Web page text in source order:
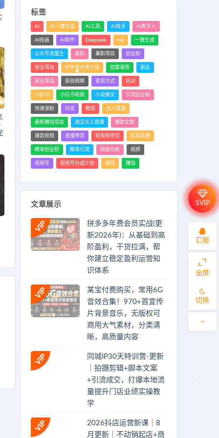
标签
AI AI一键生成 AI工具 AI技术 AI数字人
AI绘画 AI软件 Deepseek mp 一键生成
公众号流量主 兼职 兼职项目 创业粉
创业项目 创作者分成计划 创富道场 副业
副业项目 原创视频 变现方式 培训
小红书 小红书电商 小说推文 引流创业粉
快速涨粉 抖音 教程 无人直播
最新赚钱项目 淘宝无人直播 爆款文案
爆款视频 直播带货 短视频带货 私域流量
精准创业粉 精准引流 网盘拉新 视频
视频号 视频号分成计划 课程 赚钱
文章展示
拼多多年费会员实战(更
新2026年)：从基础到高
阶盈利，干货拉满，帮
你建立稳定盈利运营知
识体系
某宝付费购买，常用6G
音效合集！970+首宣传
片背景音乐，无版权可
商用大气素材，分类清
晰，高质量内容
同城IP30天特训营-更新
｜拍摄剪辑+脚本文案
+引流成交，打爆本地流
量提升门店业绩实操教
学
2026抖店运营新课｜8
月更新｜不动销起店+商
SVIP
客服
全屏
切换